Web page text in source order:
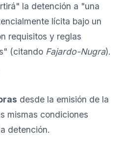
la detención a "una
lícita bajo un
requisitos y reglas
(citando Fajardo-Nugra).
desde la emisión de la
mismas condiciones
detención.